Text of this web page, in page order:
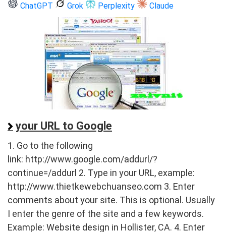
ChatGPT Grok Perplexity Claude
your URL to Google
1. Go to the following
link: http://www.google.com/addurl/?
continue=/addurl 2. Type in your URL, example:
http://www.thietkewebchuanseo.com 3. Enter
comments about your site. This is optional. Usually
I enter the genre of the site and a few keywords.
Example: Website design in Hollister, CA. 4. Enter